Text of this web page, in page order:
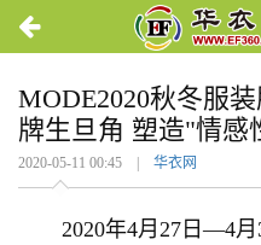
MODE2020秋冬服
牌生旦角 塑造"情感
2020-05-11 00:45 | 华衣网
2020年4月27日—4月